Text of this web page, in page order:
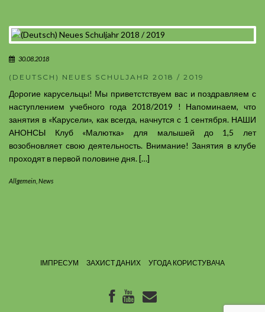
30.08.2018
(DEUTSCH) NEUES SCHULJAHR 2018 / 2019
Дорогие карусельцы! Мы приветстствуем вас и поздравляем с
наступлением учебного года 2018/2019 ! Напоминаем, что
занятия в «Карусели», как всегда, начнутся с 1 сентября. НАШИ
АНОНСЫ Клуб «Малютка» для малышей до 1,5 лет
возобновляет свою деятельность. Внимание! Занятия в клубе
проходят в первой половине дня. […]
Allgemein News
ІМПРЕСУМ ЗАХИСТ ДАНИХ УГОДА КОРИСТУВАЧА